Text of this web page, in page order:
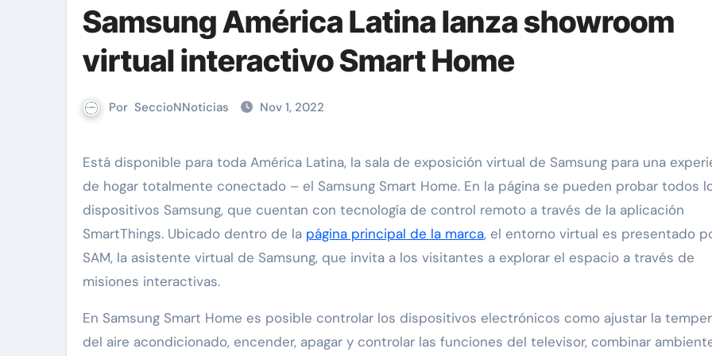
Samsung América Latina lanza showroom
virtual interactivo Smart Home
Por SeccioNNoticias Nov 1, 2022
Está disponible para toda América Latina, la sala de exposición virtual de Samsung para una experiencia
de hogar totalmente conectado – el Samsung Smart Home. En la página se pueden probar todos
dispositivos Samsung, que cuentan con tecnología de control remoto a través de la aplicación
SmartThings. Ubicado dentro de la página principal de la marca, el entorno virtual es presentado
SAM, la asistente virtual de Samsung, que invita a los visitantes a explorar el espacio a través de
misiones interactivas.
En Samsung Smart Home es posible controlar los dispositivos electrónicos como ajustar la
del aire acondicionado, encender, apagar y controlar las funciones del televisor, combinar